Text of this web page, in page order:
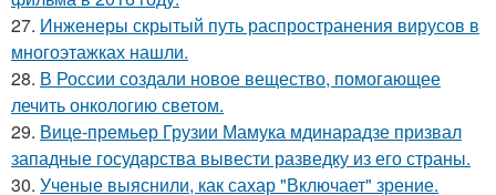
27. Инженеры скрытый путь распространения вирусов в
многоэтажках нашли.
28. В России создали новое вещество, помогающее
лечить онкологию светом.
29. Вице-премьер Грузии Мамука мдинарадзе призвал
западные государства вывести разведку из его страны.
30. Ученые выяснили, как сахар "Включает" зрение.